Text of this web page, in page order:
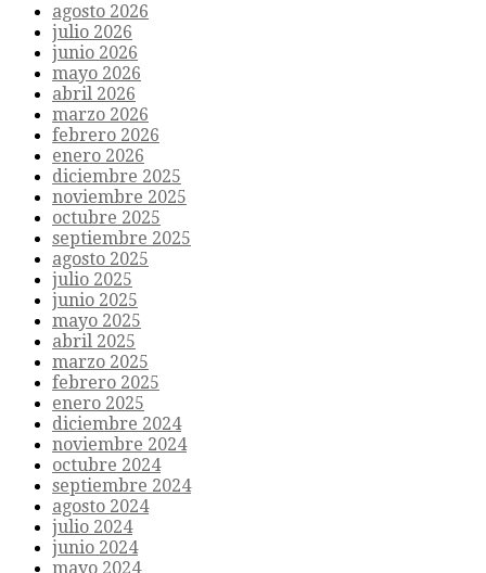
agosto 2026
julio 2026
junio 2026
mayo 2026
abril 2026
marzo 2026
febrero 2026
enero 2026
diciembre 2025
noviembre 2025
octubre 2025
septiembre 2025
agosto 2025
julio 2025
junio 2025
mayo 2025
abril 2025
marzo 2025
febrero 2025
enero 2025
diciembre 2024
noviembre 2024
octubre 2024
septiembre 2024
agosto 2024
julio 2024
junio 2024
mayo 2024